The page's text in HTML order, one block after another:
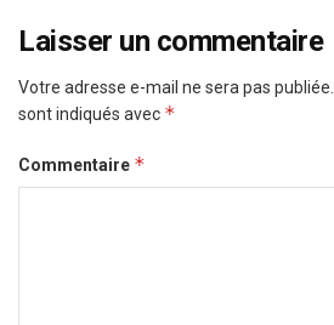
Laisser un commentaire
Votre adresse e-mail ne sera pas publiée.
sont indiqués avec *
Commentaire *